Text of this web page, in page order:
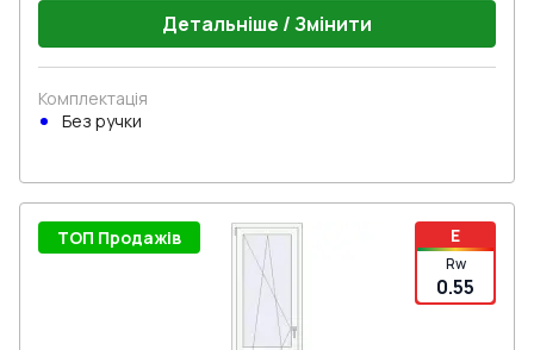
Детальніше / Змінити
Комплектація
Без ручки
E
Rw
0.55
ТОП Продажів